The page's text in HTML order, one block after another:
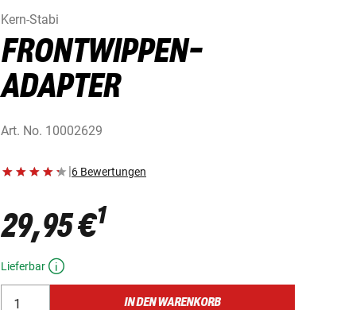
Kern-Stabi
FRONTWIPPEN-
ADAPTER
Art. No. 10002629
|6 Bewertungen
29,95 €1
Lieferbar
IN DEN WARENKORB